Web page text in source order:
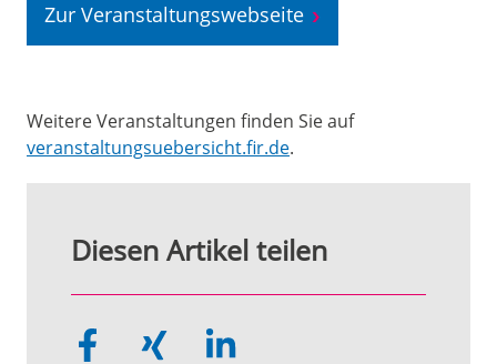
Zur Veranstaltungswebseite
Weitere Veranstaltungen finden Sie auf
veranstaltungsuebersicht.fir.de.
Diesen Artikel teilen